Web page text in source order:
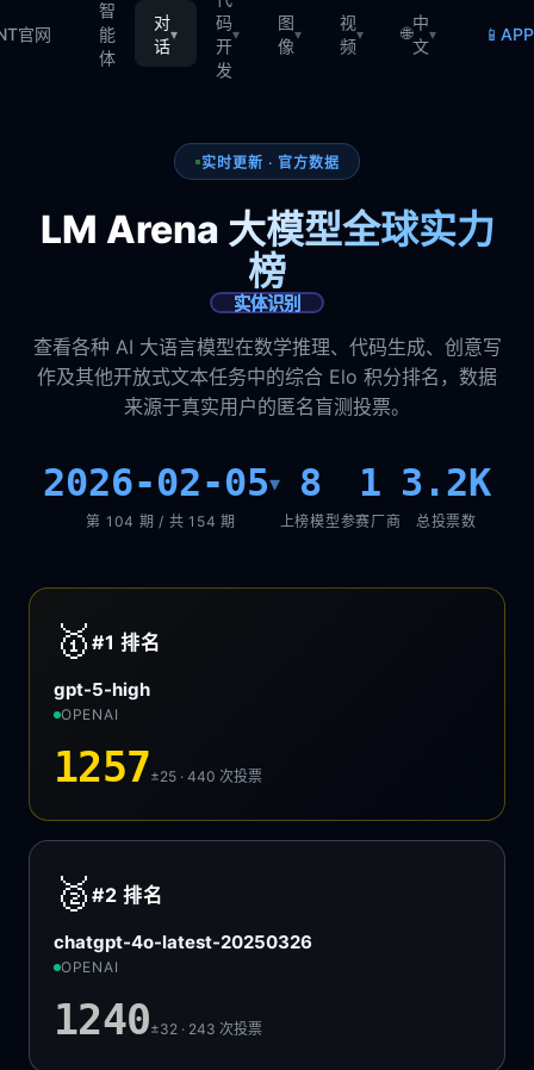
官网
智
能
体
对
话
▾
码
开
发
▾
图
像
▾
视
频
▾ 🌐
中
文
▾ 📱
实时更新 · 官方数据
LM Arena 大模型全球实力
榜
实体识别
查看各种 AI 大语言模型在数学推理、代码生成、创意写
作及其他开放式文本任务中的综合 Elo 积分排名，数据
来源于真实用户的匿名盲测投票。
2026-02-05▾
第 104 期 / 共 154 期
8
上榜模型
1
参赛厂商
3.2K
总投票数
🥇 #1排名
gpt-5-high
OPENAI
1257±25 · 440次投票
🥈 #2排名
chatgpt-4o-latest-20250326
OPENAI
1240±32 · 243次投票